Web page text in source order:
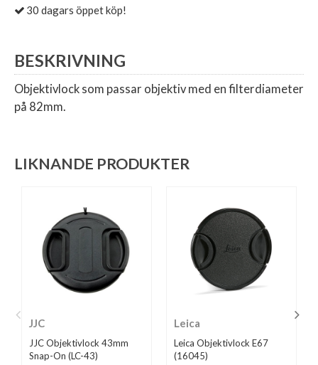
30 dagars öppet köp!
BESKRIVNING
Objektivlock som passar objektiv med en filterdiameter
på 82mm.
LIKNANDE PRODUKTER
JJC
JJC Objektivlock 43mm
Snap-On (LC-43)
Leica
Leica Objektivlock E67
(16045)